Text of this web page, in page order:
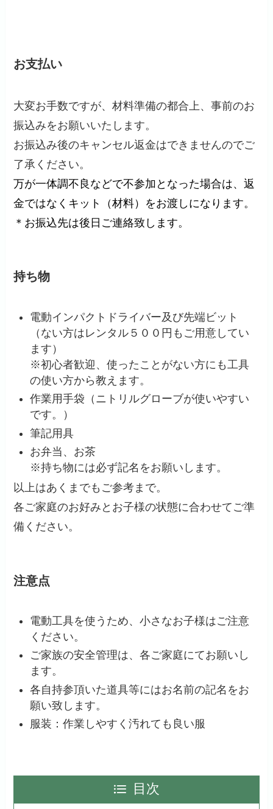
お支払い
大変お手数ですが、材料準備の都合上、事前のお
振込みをお願いいたします。
お振込み後のキャンセル返金はできませんのでご
了承ください。
万が一体調不良などで不参加となった場合は、返
金ではなくキット（材料）をお渡しになります。
＊お振込先は後日ご連絡致します。
持ち物
電動インパクトドライバー及び先端ビット
（ない方はレンタル５００円もご用意してい
ます）
※初心者歓迎、使ったことがない方にも工具
の使い方から教えます。
作業用手袋（ニトリルグローブが使いやすい
です。）
筆記用具
お弁当、お茶
※持ち物には必ず記名をお願いします。
以上はあくまでもご参考まで。
各ご家庭のお好みとお子様の状態に合わせてご準
備ください。
注意点
電動工具を使うため、小さなお子様はご注意
ください。
ご家族の安全管理は、各ご家庭にてお願いし
ます。
各自持参頂いた道具等にはお名前の記名をお
願い致します。
服装：作業しやすく汚れても良い服
目次